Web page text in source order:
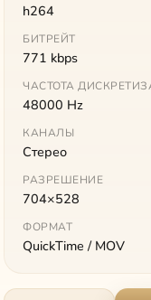
h264
БИТРЕЙТ
771 kbps
ЧАСТОТА
48000 Hz
КАНАЛЫ
Стерео
РАЗРЕШЕНИЕ
704×528
ФОРМАТ
QuickTime / MOV